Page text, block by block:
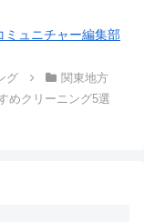
ミュニチャー編集部
グ
関東地方
めクリーニング5選